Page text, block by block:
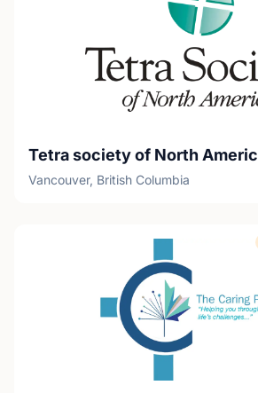
Tetra society of North
Vancouver, British Columbia